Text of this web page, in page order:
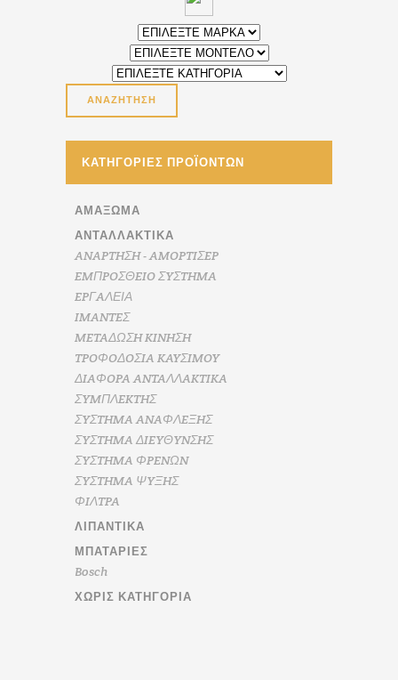
ΚΑΤΗΓΟΡΊΕΣ ΠΡΟΪΌΝΤΩΝ
ΑΜΆΞΩΜΑ
ΑΝΤΑΛΛΑΚΤΙΚΑ
ANAPTHΣH - AMOPTIΣEP
EMΠPOΣΘEIO ΣYΣTHMA
EPΓAΛΕΙΑ
IMANTEΣ
METAΔΩΣH KINHΣH
TPOΦOΔOΣIA KAYΣIMOY
ΔIAΦOPA ANTAΛΛAKTIKA
ΣYMΠΛEKTHΣ
ΣYΣTHMA ANAΦΛEΞHΣ
ΣYΣTHMA ΔIEYΘYNΣHΣ
ΣYΣTHMA ΦPENΩN
ΣYΣTHMA ΨYΞHΣ
ΦIΛTPA
ΛΙΠΑΝΤΙΚΆ
ΜΠΑΤΑΡΊΕΣ
Bosch
ΧΩΡΊΣ ΚΑΤΗΓΟΡΊΑ